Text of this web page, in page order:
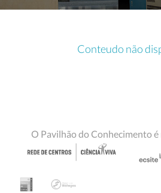
Conteudo não
O Pavilhão do Conhecimento é